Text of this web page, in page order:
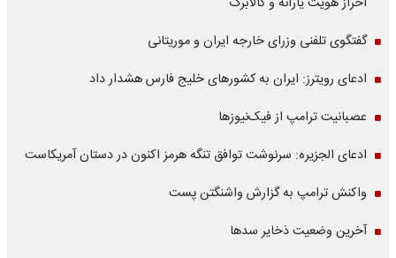
گفتگوی تلفنی وزرای خارجه ایران و موریتانی
ادعای رویترز: ایران به کشورهای خلیج فارس هشدار داد
عصبانیت ترامپ از فیک‌نیوزها
ادعای الجزیره: سرنوشت توافق تنگه هرمز اکنون در دستان آمریکاست
واکنش ترامپ به گزارش واشنگتن پست
آخرین وضعیت ذخایر سدها